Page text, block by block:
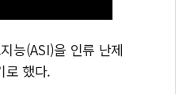
능(ASI)을 인류 난제
로 했다.